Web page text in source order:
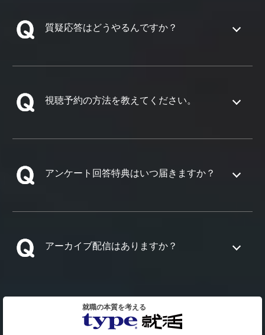
質疑応答はどうやるんですか？
視聴予約の方法を教えてください。
アンケート回答特典はいつ届きますか？
アーカイブ配信はありますか？
就職の本質を考える